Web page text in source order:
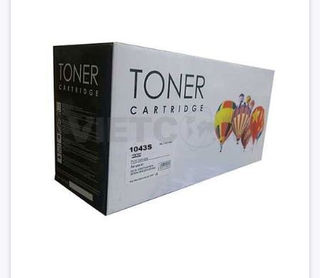
300.000₫
Đặt trước sản phẩm để nhận thêm nhiều ưu đãi bạn